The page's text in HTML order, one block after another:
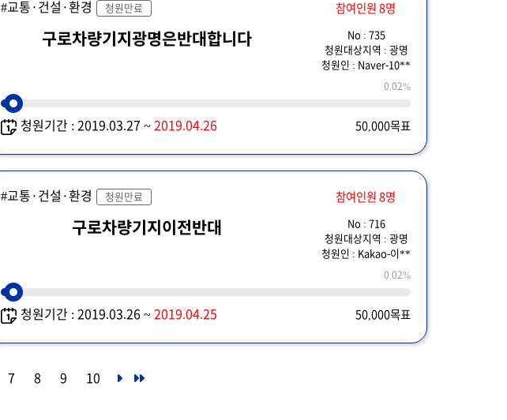
#교통·건설·환경 청원만료 참여인원 8명
구로차량기지광명은반대합니다
No : 735
청원대상지역 : 광명
청원인 : Naver-10**
0.02%
청원기간 : 2019.03.27 ~ 2019.04.26 50,000목표
#교통·건설·환경 청원만료 참여인원 8명
구로차량기지이전반대
No : 716
청원대상지역 : 광명
청원인 : Kakao-이**
0.02%
청원기간 : 2019.03.26 ~ 2019.04.25 50,000목표
7 8 9 10